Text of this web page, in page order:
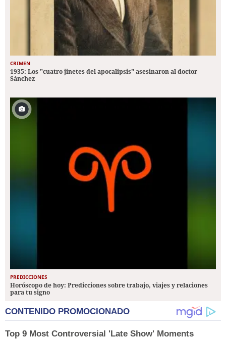
CRIMEN
1935: Los "cuatro jinetes del apocalipsis" asesinaron al doctor
Sánchez
PREDICCIONES
Horóscopo de hoy: Predicciones sobre trabajo, viajes y relaciones
para tu signo
CONTENIDO PROMOCIONADO
Top 9 Most Controversial 'Late Show' Moments